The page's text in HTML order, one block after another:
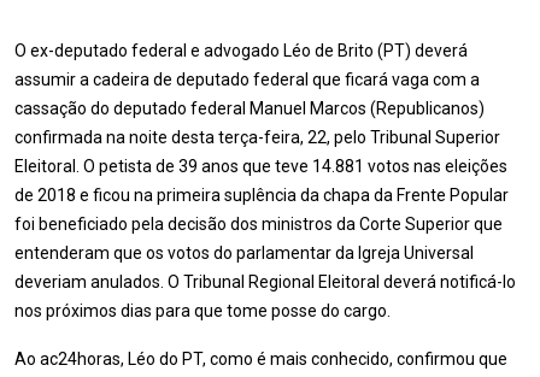
O ex-deputado federal e advogado Léo de Brito (PT) deverá
assumir a cadeira de deputado federal que ficará vaga com a
cassação do deputado federal Manuel Marcos (Republicanos)
confirmada na noite desta terça-feira, 22, pelo Tribunal Superior
Eleitoral. O petista de 39 anos que teve 14.881 votos nas eleições
de 2018 e ficou na primeira suplência da chapa da Frente Popular
foi beneficiado pela decisão dos ministros da Corte Superior que
entenderam que os votos do parlamentar da Igreja Universal
deveriam anulados. O Tribunal Regional Eleitoral deverá notificá-lo
nos próximos dias para que tome posse do cargo.
Ao ac24horas, Léo do PT, como é mais conhecido, confirmou que